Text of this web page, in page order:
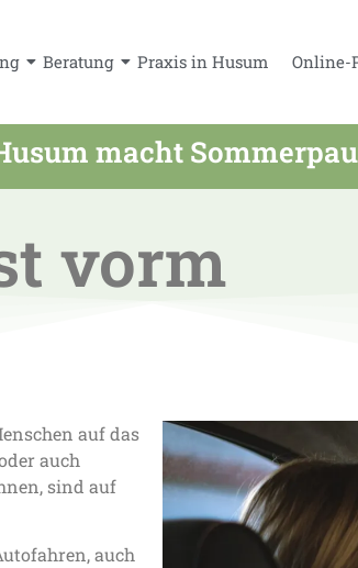
Beratung Praxis in Husum Online-
macht
vorm
auf das
auch
sind auf
auch